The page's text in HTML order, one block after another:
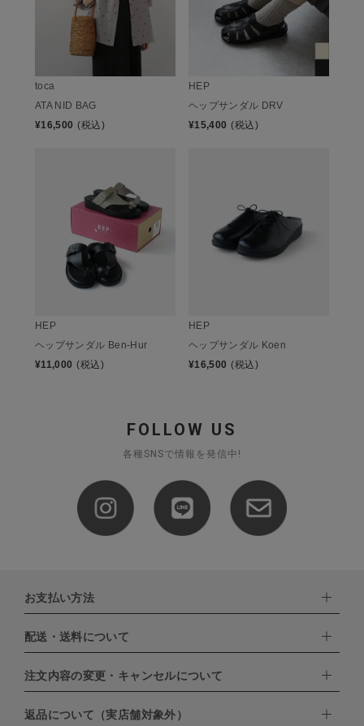
toca
ATA NID BAG
¥16,500 (税込)
HEP
ヘップサンダル DRV
¥15,400 (税込)
HEP
ヘップサンダル Ben-Hur
¥11,000 (税込)
HEP
ヘップサンダル Koen
¥16,500 (税込)
FOLLOW US
各種SNSで情報を発信中!
お支払い方法
下記お支払い方法よりお選びいただけます。
・クレジットカード（VISA,mastercard,JCB,AMERICAN
EXPRESS,Diners Club）
・PayPay
配送・送料について
配達業者：日本郵便
北海道：1,400円
注文内容の変更・キャンセルについて
ご注文日当日から翌日のAM9:00までにご連絡頂いた場合はキャン
返品について（実店舗対象外）